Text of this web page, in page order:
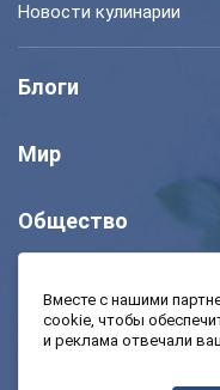
Новости кулинарии
Блоги
Мир
Общество
Моя школа
Вместе с нашими
cookie, чтобы
и реклама отвечали